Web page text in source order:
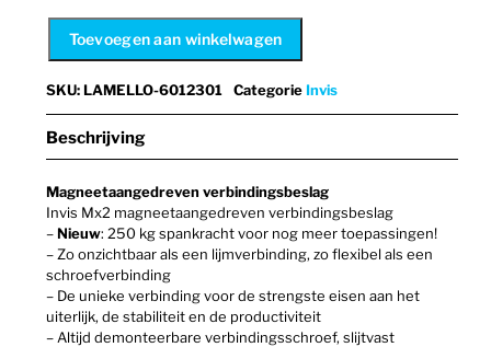
was:
€ 130,95.
is:
Toevoegen aan winkelwagen
SKU:LAMELLO-6012301 CategorieInvis
Beschrijving
Magneetaangedreven verbindingsbeslag
Invis Mx2 magneetaangedreven verbindingsbeslag
–Nieuw: 250 kg spankracht voor nog meer toepassingen!
– Zo onzichtbaar als een lijmverbinding, zo flexibel als een
schroefverbinding
– De unieke verbinding voor de strengste eisen aan het
uiterlijk, de stabiliteit en de productiviteit
– Altijd demonteerbare verbindingsschroef, slijtvast